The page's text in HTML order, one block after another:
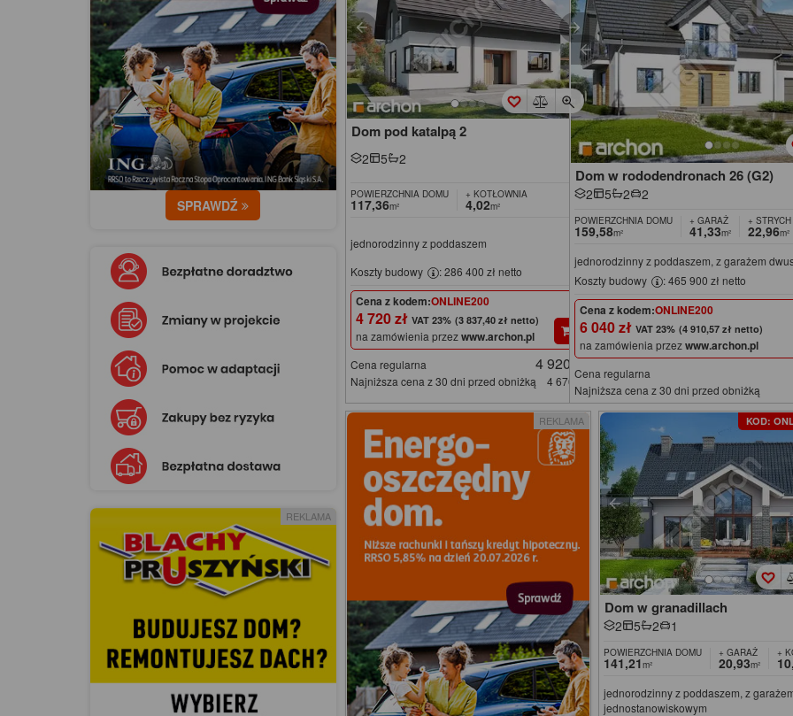
Dom pod katalpą 2
2 5 2
POWIERZCHNIA DOMU
117,36m²
+ KOTŁOWNIA
4,02m²
jednorodzinny z poddaszem
Koszty budowy
: 286 400 zł netto
Cena z kodem:ONLINE200
4 720 zł (3 837,40 zł netto)
na zamówienia przezwww.archon.pl
Cena regularna 4 920 zł
Najniższa cena z 30 dni przed obniżką 4 670 zł
Dom w rododendronach 26 (G2)
2 5 2 2
POWIERZCHNIA DOMU
159,58m²
+ GARAŻ
41,33m²
+ STRYCH
22,96m²
jednorodzinny z poddaszem, z garażem
Koszty budowy
: 465 900 zł netto
Cena z kodem:ONLINE200
6 040 zł (4 910,57 zł netto)
na zamówienia przezwww.archon.pl
Cena regularna
Najniższa cena z 30 dni przed obniżką
REKLAMA KOD:
Dom w granadillach
2 5 2 1
POWIERZCHNIA DOMU
141,21m²
+ GARAŻ
20,93m²
+
jednorodzinny z poddaszem, z
jednostanowiskowym
SPRAWDŹ
REKLAMA